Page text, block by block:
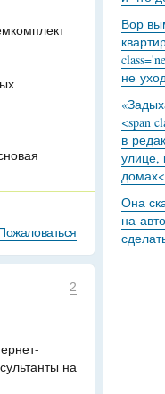
2
на
Вор
не
<span
в
улице,
Она
на